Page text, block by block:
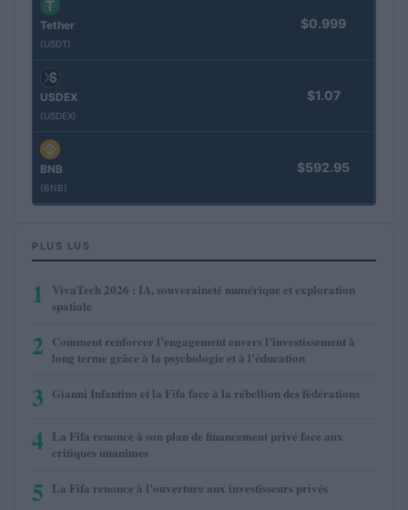
Tether
(USDT)
$0.999
USDEX
(USDEX)
$1.07
BNB
(BNB)
$592.95
PLUS LUS
1
VivaTech 2026 : IA, souveraineté numérique et exploration
spatiale
2 Comment renforcer l’engagement envers l’investissement à
long terme grâce à la psychologie et à l’éducation
3 Gianni Infantino et la Fifa face à la rébellion des fédérations
4 La Fifa renonce à son plan de financement privé face aux
critiques unanimes
5 La Fifa renonce à l’ouverture aux investisseurs privés